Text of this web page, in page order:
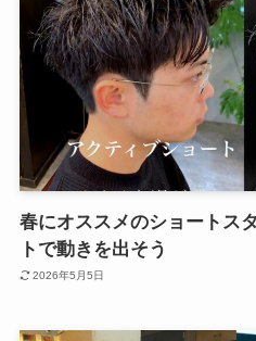
春にオススメのショートス
トで動きを出そう
2026年5月5日